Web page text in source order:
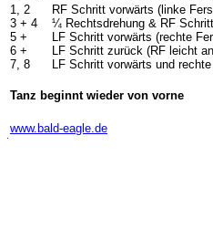
1, 2
3 + 4
5 +
6 +
7, 8
RF Schritt vorwärts (linke
¼ Rechtsdrehung & RF
LF Schritt vorwärts (rechte
LF Schritt zurück (RF leicht
LF Schritt vorwärts und
Tanz beginnt wieder von vorne
www.bald-eagle.de